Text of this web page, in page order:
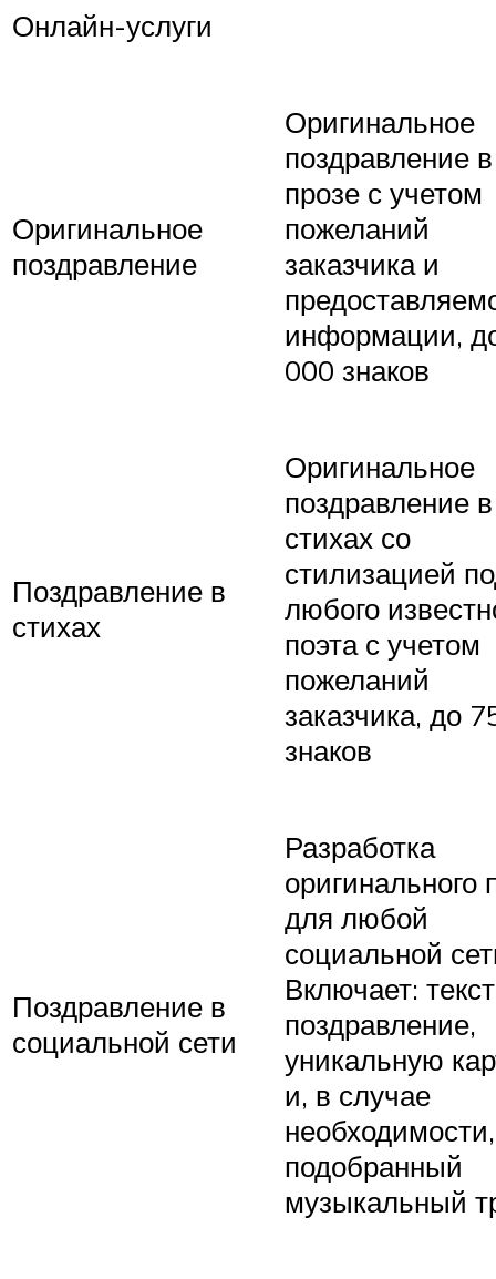
Онлайн-услуги
Оригинальное
поздравление
Оригинальное
поздравление в
прозе с учетом
пожеланий
заказчика и
информации,
000 знаков
Поздравление в
стихах
Оригинальное
поздравление в
стихах со
стилизацией
любого
поэта с учетом
пожеланий
заказчика, до
знаков
Поздравление в
социальной сети
Разработка
оригинального
для любой
социальной
Включает:
поздравление,
уникальную
и, в случае
необходимости,
подобранный
музыкальный